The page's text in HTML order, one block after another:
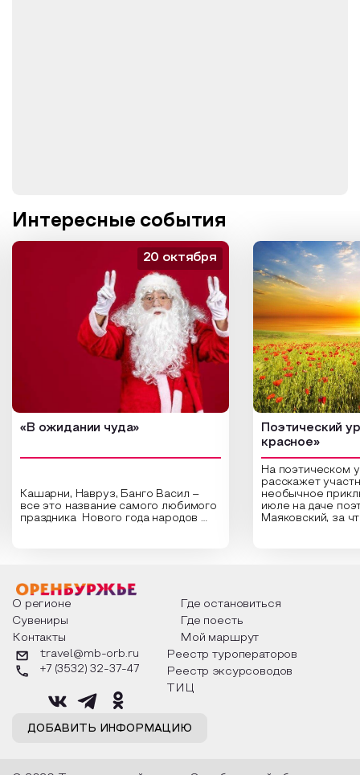
Интересные события
«В ожидании чуда»
Кашарни, Навруз, Банго Васил –
все это название самого любимого
праздника Нового года народов
о том, как встречают новый год в
разных уголках страны, какие
обряды совершают на удачу и
благополучие, в чем схожи и
различаются традиции. Кто такой
Дед Мороз и откуда он пришел, как
его называют в разных уголках
страны и как появились елочные
20 октября
Поэтический
красное»
На поэтическом
расскажет
необычное
июле на даче
Маяковский, за
Твардовского и
каждой строчке
восхищение
яркому времени
О регионе
Где остановиться
Сувениры
Где поесть
Контакты
Мой маршрут
ДОБАВИТЬ ИНФОРМАЦИЮ
travel@mb-orb.ru
+7 (3532) 32-37-47
Реестр туроператоров
Реестр эксурсоводов
ТИЦ